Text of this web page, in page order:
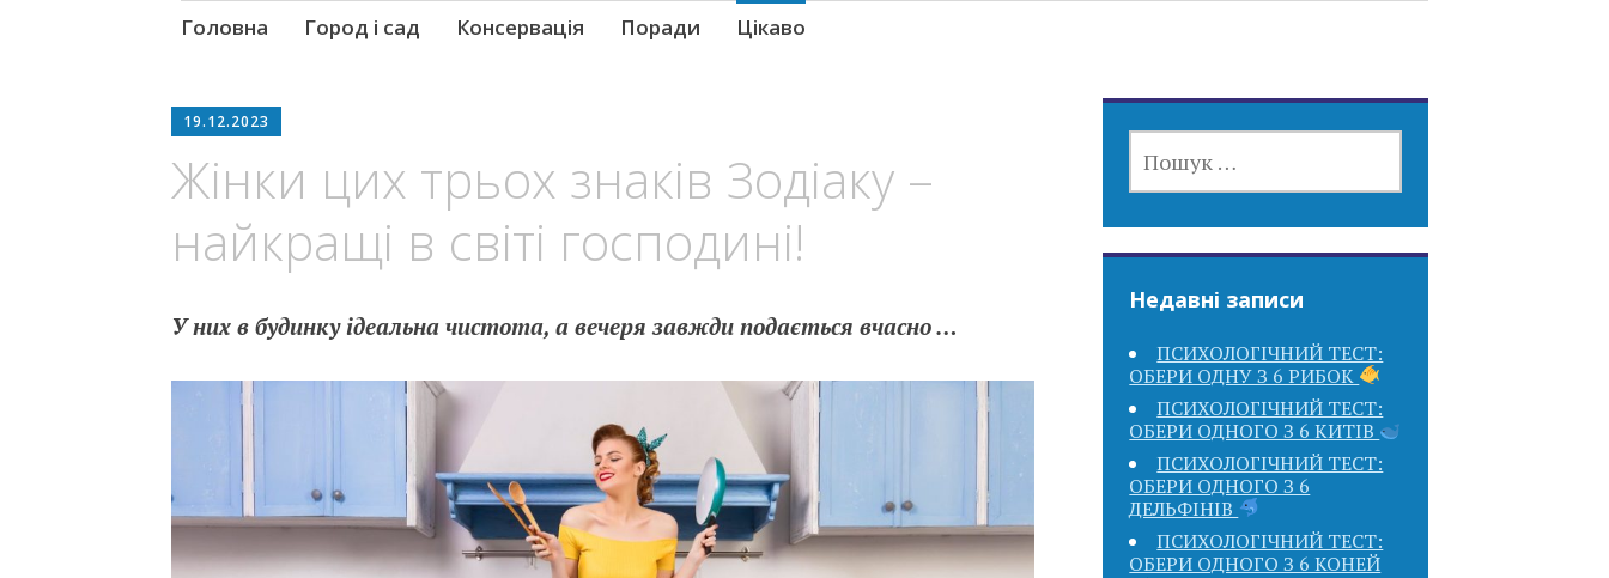
Skip
Головна Город і сад Консервація Поради Цікаво
19.12.2023
Жінки цих трьох знаків Зодіаку –
найкращі в світі господині!
У них в будинку ідеальна чистота, а вечеря завжди подається вчасно …
Недавні записи
ПСИХОЛОГІЧНИЙ ТЕСТ:
ОБЕРИ ОДНУ З 6 РИБОК
ПСИХОЛОГІЧНИЙ ТЕСТ:
ОБЕРИ ОДНОГО З 6 КИТІВ
ПСИХОЛОГІЧНИЙ ТЕСТ:
ОБЕРИ ОДНОГО З 6
ДЕЛЬФІНІВ
ПСИХОЛОГІЧНИЙ ТЕСТ:
ОБЕРИ ОДНОГО З 6 КОНЕЙ